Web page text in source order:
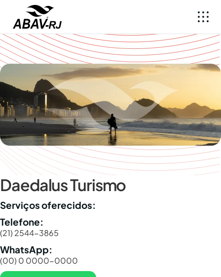
Daedalus Turismo
Serviços oferecidos:
Telefone:
(21) 2544-3865
WhatsApp:
(00) 0 0000-0000